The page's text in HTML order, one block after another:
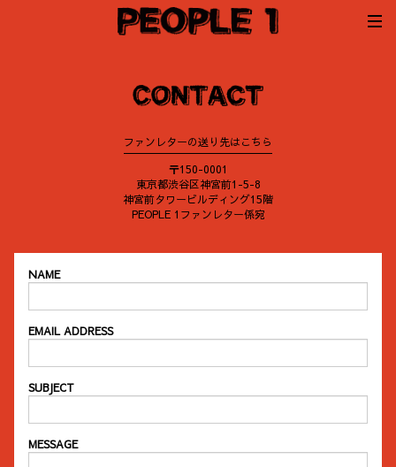
ファンレターの送り先はこちら
〒150-0001
東京都渋谷区神宮前1-5-8
神宮前タワービルディング15階
PEOPLE 1ファンレター係宛
NAME
EMAIL ADDRESS
SUBJECT
MESSAGE